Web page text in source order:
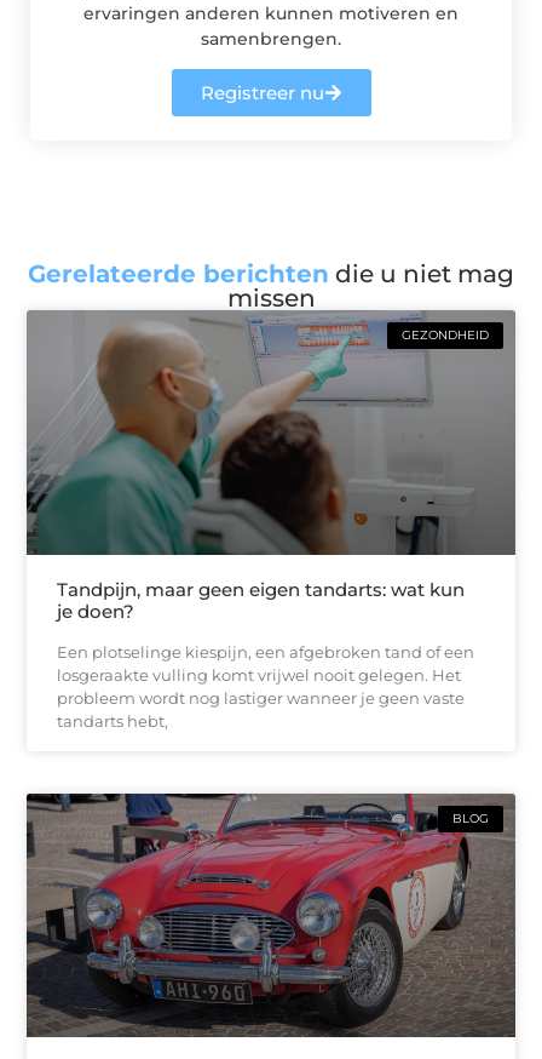
ervaringen anderen kunnen motiveren en
samenbrengen.
Registreer nu
Gerelateerde berichten die u niet mag
missen
GEZONDHEID
Tandpijn, maar geen eigen tandarts: wat kun
je doen?
Een plotselinge kiespijn, een afgebroken tand of een
losgeraakte vulling komt vrijwel nooit gelegen. Het
probleem wordt nog lastiger wanneer je geen vaste
tandarts hebt,
BLOG